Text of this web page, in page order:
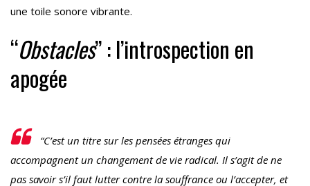
une toile sonore vibrante.
“Obstacles” : l’introspection en
apogée
“C’est un titre sur les pensées étranges qui
accompagnent un changement de vie radical. Il s’agit de ne
pas savoir s’il faut lutter contre la souffrance ou l’accepter, et